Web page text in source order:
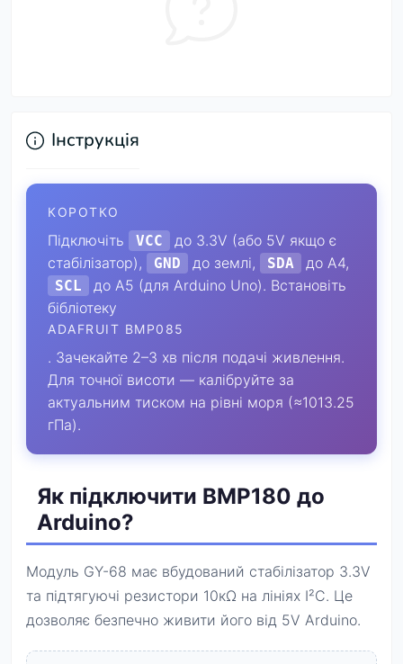
Інструкція
КОРОТКО
Підключіть VCC
до 3.3V (або 5V якщо є
стабілізатор),
GND до землі, SDA до A4,
SCL
до A5 (для Arduino Uno). Встановіть
бібліотеку
ADAFRUIT BMP085
. Зачекайте 2–3 хв після подачі живлення.
Для точної висоти — калібруйте за
актуальним тиском на рівні моря (≈1013.25
гПа).
Як підключити BMP180 до
Arduino?
Модуль GY-68 має вбудований стабілізатор 3.3V
та підтягуючі резистори 10кΩ на лініях I²C. Це
дозволяє безпечно живити його від 5V Arduino.